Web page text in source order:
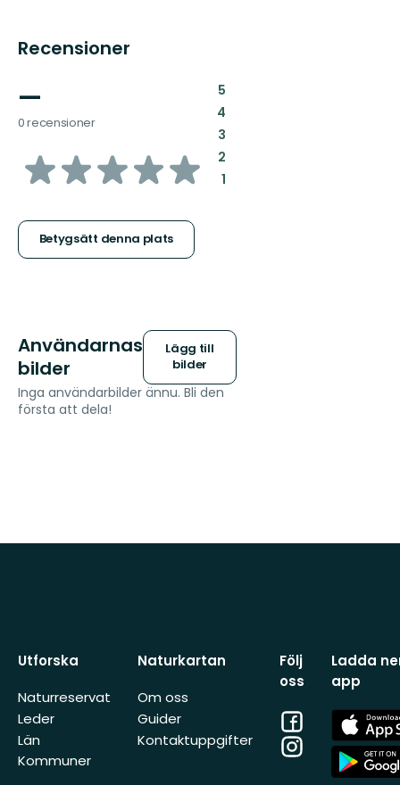
Recensioner
—
0 recensioner
av
stjärnor
Betygsätt denna plats
5:
4:
3:
2:
1:
Användarnas
bilder
Lägg till
bilder
Inga användarbilder ännu. Bli den
första att dela!
Utforska
Naturreservat
Leder
Län
Kommuner
Naturkartan
Om oss
Guider
Kontaktuppgifter
Följ
oss
Facebook
Instagram
Ladda
app
App
Store
App
Store